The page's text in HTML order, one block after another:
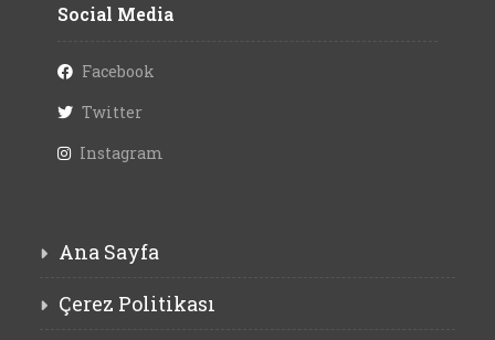
Social Media
Facebook
Twitter
Instagram
Ana Sayfa
Çerez Politikası